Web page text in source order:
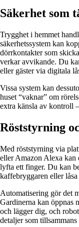
Säkerhet som
Trygghet i hemmet
säkerhetssystem kan
dörrkontakter som
verkar avvikande. Du
eller gäster via digitala
Vissa system kan
huset “vaknar” om
extra känsla av kontroll
Röststyrning
Med röststyrning via
eller Amazon Alexa kan
lyfta ett finger. Du kan
kaffebryggaren eller
Automatisering gör det
Gardinerna kan öppnas
och lägger dig, och
detaljer som